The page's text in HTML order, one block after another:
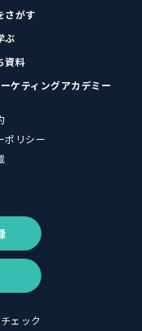
さがす
ぶ
資料
ケティングアカデミー
ポリシー
ェック